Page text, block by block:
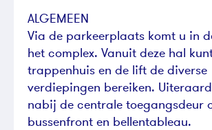
ALGEMEEN
Via de parkeerplaats komt u in
het complex. Vanuit deze hal
trappenhuis en de lift de diverse
verdiepingen bereiken.
nabij de centrale toegangsdeur
bussenfront en bellentableau.